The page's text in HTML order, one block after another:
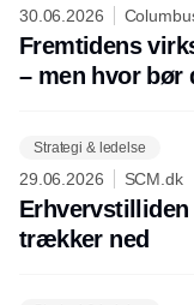
30.06.2026
Fremtidens
– men hvor
Strategi & ledelse
29.06.2026 SCM.dk
trækker ned